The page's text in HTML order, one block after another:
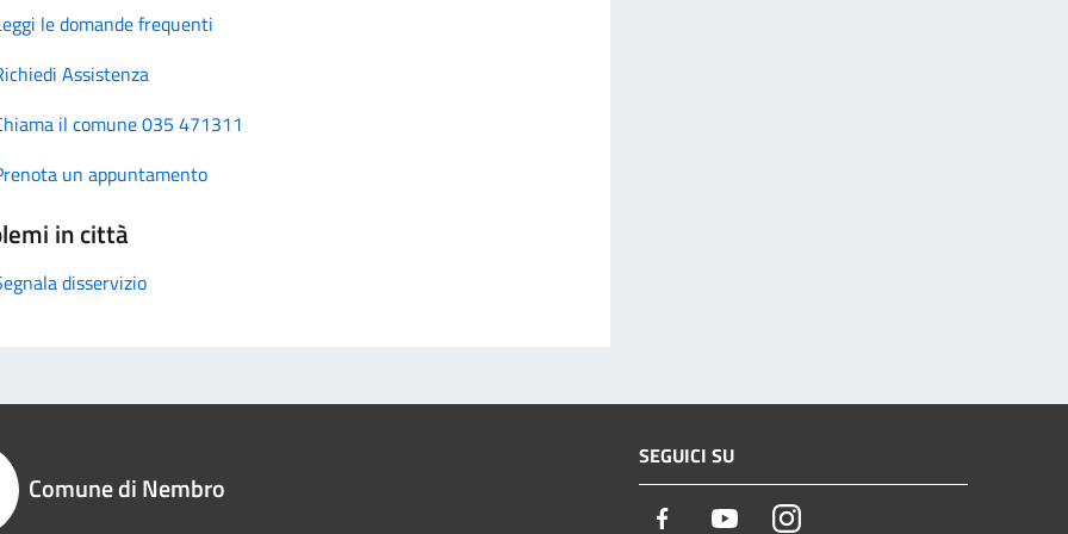
le domande frequenti
Assistenza
il comune 035 471311
un appuntamento
in città
disservizio
Comune di Nembro
SEGUICI SU
Facebook YoutubeInstagram